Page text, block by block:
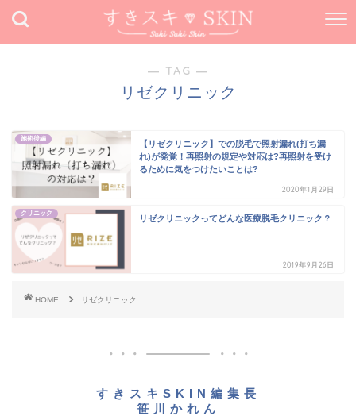
― TAG ―
リゼクリニック
施術後編
【リゼクリニック】での脱毛で照射漏れ(打ち漏
れ)が発覚！再照射の規定や対応は?再照射を受け
るために気をつけたいことは?
2020年1月29日
クリニック
リゼクリニックってどんな医療脱毛クリニック？
2019年9月26日
HOME リゼクリニック
すきスキSKIN編集長
笹川かれん